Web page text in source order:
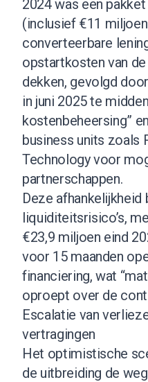
2024 was een
(inclusief €11
converteerbare
opstartkosten van
dekken, gevolgd
in juni 2025 te
kostenbeheersing”
business units zoals
Technology voor
partnerschappen.
Deze afhankelijkheid
liquiditeitsrisico’s,
€23,9 miljoen eind
voor 15 maanden
financiering, wat
oproept over de
Escalatie van
vertragingen
Het optimistische
de uitbreiding de